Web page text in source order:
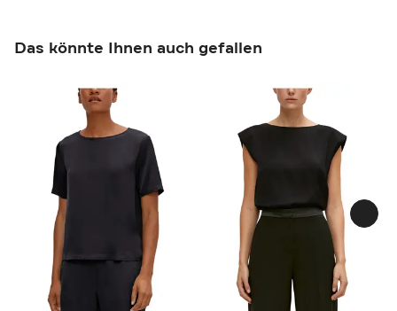
Das könnte Ihnen auch gefallen